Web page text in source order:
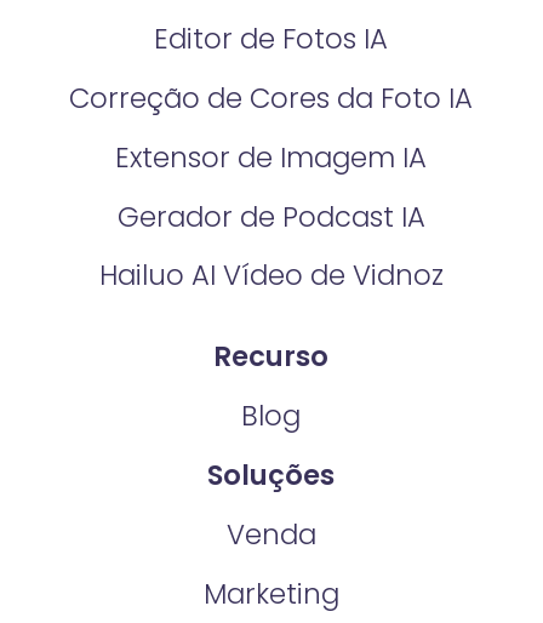
Editor de Fotos IA
Correção de Cores da Foto IA​
Extensor de Imagem IA
Gerador de Podcast IA
Hailuo AI Vídeo de Vidnoz
Recurso
Blog
Soluções
Venda
Marketing